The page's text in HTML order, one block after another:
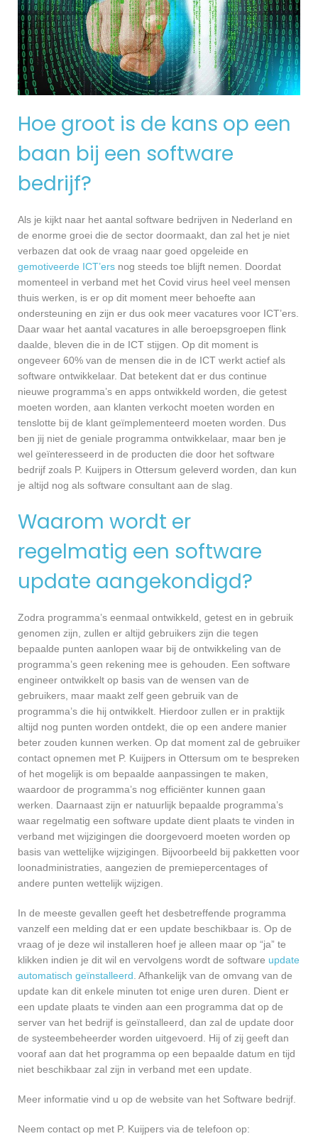
Hoe groot is de kans op een
baan bij een software
bedrijf?
Als je kijkt naar het aantal software bedrijven in Nederland en
de enorme groei die de sector doormaakt, dan zal het je niet
verbazen dat ook de vraag naar goed opgeleide en
gemotiveerde ICT’ers nog steeds toe blijft nemen. Doordat
momenteel in verband met het Covid virus heel veel mensen
thuis werken, is er op dit moment meer behoefte aan
ondersteuning en zijn er dus ook meer vacatures voor ICT’ers.
Daar waar het aantal vacatures in alle beroepsgroepen flink
daalde, bleven die in de ICT stijgen. Op dit moment is
ongeveer 60% van de mensen die in de ICT werkt actief als
software ontwikkelaar. Dat betekent dat er dus continue
nieuwe programma’s en apps ontwikkeld worden, die getest
moeten worden, aan klanten verkocht moeten worden en
tenslotte bij de klant geïmplementeerd moeten worden. Dus
ben jij niet de geniale programma ontwikkelaar, maar ben je
wel geïnteresseerd in de producten die door het software
bedrijf zoals P. Kuijpers in Ottersum geleverd worden, dan kun
je altijd nog als software consultant aan de slag.
Waarom wordt er
regelmatig een software
update aangekondigd?
Zodra programma’s eenmaal ontwikkeld, getest en in gebruik
genomen zijn, zullen er altijd gebruikers zijn die tegen
bepaalde punten aanlopen waar bij de ontwikkeling van de
programma’s geen rekening mee is gehouden. Een software
engineer ontwikkelt op basis van de wensen van de
gebruikers, maar maakt zelf geen gebruik van de
programma’s die hij ontwikkelt. Hierdoor zullen er in praktijk
altijd nog punten worden ontdekt, die op een andere manier
beter zouden kunnen werken. Op dat moment zal de gebruiker
contact opnemen met P. Kuijpers in Ottersum om te bespreken
of het mogelijk is om bepaalde aanpassingen te maken,
waardoor de programma’s nog efficiënter kunnen gaan
werken. Daarnaast zijn er natuurlijk bepaalde programma’s
waar regelmatig een software update dient plaats te vinden in
verband met wijzigingen die doorgevoerd moeten worden op
basis van wettelijke wijzigingen. Bijvoorbeeld bij pakketten voor
loonadministraties, aangezien de premiepercentages of
andere punten wettelijk wijzigen.
In de meeste gevallen geeft het desbetreffende programma
vanzelf een melding dat er een update beschikbaar is. Op de
vraag of je deze wil installeren hoef je alleen maar op “ja” te
klikken indien je dit wil en vervolgens wordt de software update
automatisch geïnstalleerd. Afhankelijk van de omvang van de
update kan dit enkele minuten tot enige uren duren. Dient er
een update plaats te vinden aan een programma dat op de
server van het bedrijf is geïnstalleerd, dan zal de update door
de systeembeheerder worden uitgevoerd. Hij of zij geeft dan
vooraf aan dat het programma op een bepaalde datum en tijd
niet beschikbaar zal zijn in verband met een update.
Meer informatie vind u op de website van het Software bedrijf.
Neem contact op met P. Kuijpers via de telefoon op: